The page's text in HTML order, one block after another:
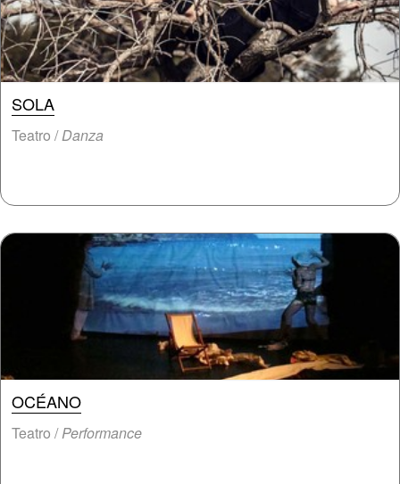
SOLA
Teatro /Danza
OCÉANO
Teatro /Performance